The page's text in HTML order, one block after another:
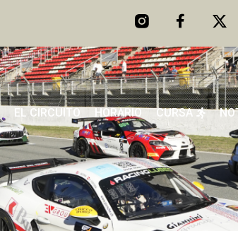
EL CIRCUITO HORARIO CURSA